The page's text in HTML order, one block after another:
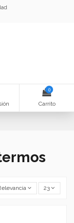
0
Carrito
23